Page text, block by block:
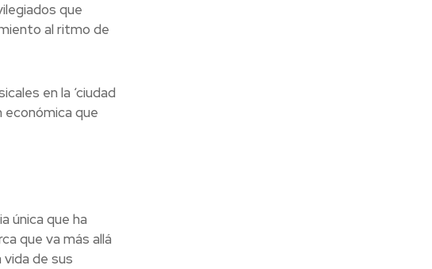
que
al ritmo de
en la ‘ciudad
económica que
única que ha
que va más allá
de sus